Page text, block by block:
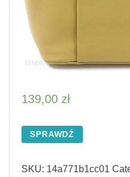
139,00 zł
SPRAWDŹ
SKU: 14a771b1cc01